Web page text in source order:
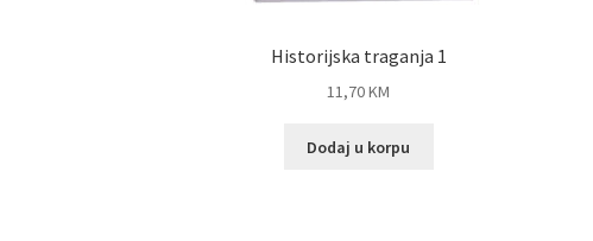
Historijska traganja 1
11,70KM
Dodaj u korpu